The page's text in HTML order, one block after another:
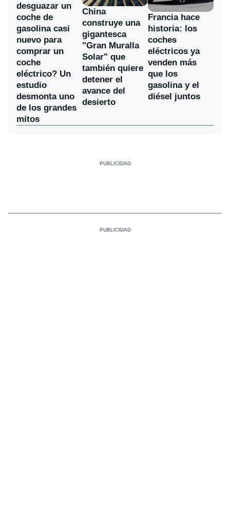
desguazar un
coche de
gasolina casi
nuevo para
comprar un
coche
eléctrico? Un
estudio
desmonta uno
de los grandes
mitos
China
construye una
gigantesca
"Gran Muralla
Solar" que
también quiere
detener el
avance del
desierto
Francia hace
historia: los
coches
eléctricos ya
venden más
que los
gasolina y el
diésel juntos